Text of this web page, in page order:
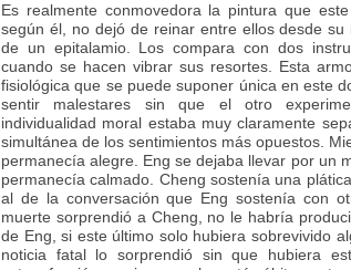
Es realmente conmovedora la pintura que
según él, no dejó de reinar entre ellos desde
de un epitalamio. Los compara con dos
cuando se hacen vibrar sus resortes. Esta
fisiológica que se puede suponer única en este
sentir malestares sin que el otro
individualidad moral estaba muy claramente
simultánea de los sentimientos más opuestos.
permanecía alegre. Eng se dejaba llevar por un
permanecía calmado. Cheng sostenía una
al de la conversación que Eng sostenía con
muerte sorprendió a Cheng, no le habría
de Eng, si este último solo hubiera sobrevivido
noticia fatal lo sorprendió sin que hubiera